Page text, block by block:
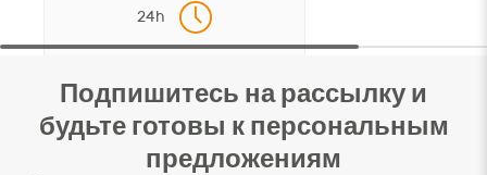
24h
Подпишитесь на рассылку и
будьте готовы к персональным
предложениям